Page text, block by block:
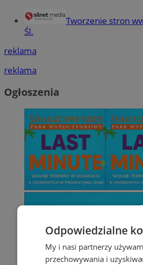
Tworzenie stron
Śl.
reklama
reklama
Ogłoszenia
Odpowiedzialne
My i nasi partnerzy
przechowywania i